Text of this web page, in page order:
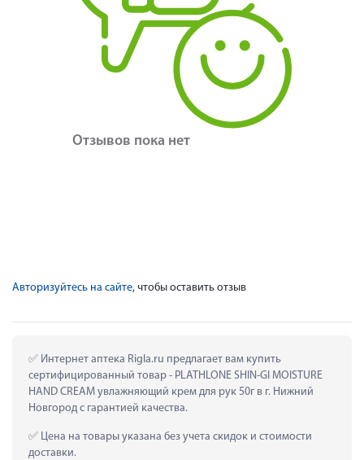
Отзывов пока нет
Авторизуйтесь на сайте, чтобы оставить отзыв
Интернет аптека Rigla.ru предлагает вам купить
сертифицированный товар - PLATHLONE SHIN-GI MOISTURE
HAND CREAM увлажняющий крем для рук 50г в г. Нижний
Новгород с гарантией качества.
Цена на товары указана без учета скидок и стоимости
доставки.